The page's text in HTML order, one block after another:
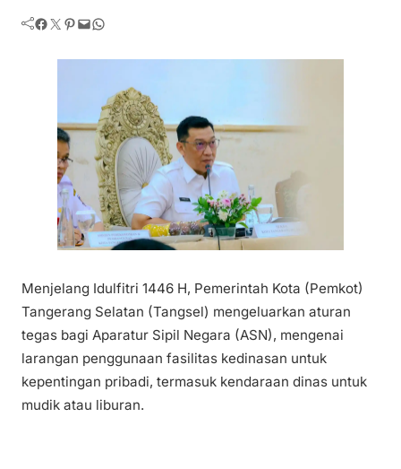
Facebook Twitter Pinterest Mail WhatsApp
Menjelang Idulfitri 1446 H, Pemerintah Kota (Pemkot)
Tangerang Selatan (Tangsel) mengeluarkan aturan
tegas bagi Aparatur Sipil Negara (ASN), mengenai
larangan penggunaan fasilitas kedinasan untuk
kepentingan pribadi, termasuk kendaraan dinas untuk
mudik atau liburan.